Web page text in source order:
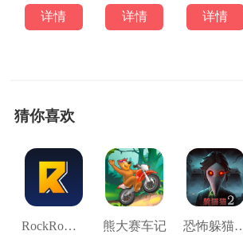
详情 详情 详情
猜你喜欢
RockRow Pro 熊大赛车记 恐怖躲